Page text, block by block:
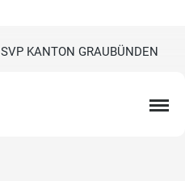
SVP KANTON GRAUBÜNDEN